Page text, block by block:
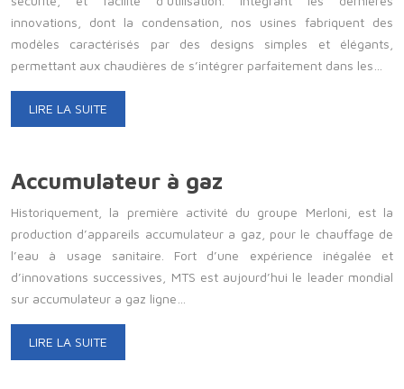
innovations, dont la condensation, nos usines fabriquent des
modèles caractérisés par des designs simples et élégants,
permettant aux chaudières de s’intégrer parfaitement dans les…
LIRE LA SUITE
Accumulateur à gaz
Historiquement, la première activité du groupe Merloni, est la
production d’appareils accumulateur a gaz, pour le chauffage de
l’eau à usage sanitaire. Fort d’une expérience inégalée et
d’innovations successives, MTS est aujourd’hui le leader mondial
sur accumulateur a gaz ligne…
LIRE LA SUITE